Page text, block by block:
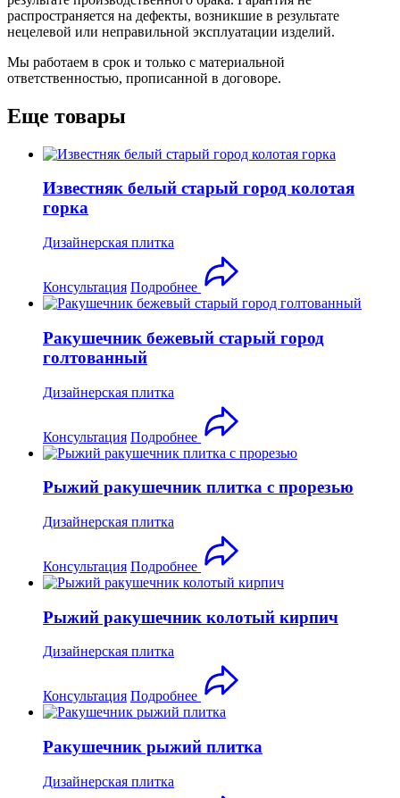
распространяется на дефекты, возникшие в результате
нецелевой или неправильной эксплуатации изделий.
Мы работаем в срок и только с материальной
ответственностью, прописанной в договоре.
Еще товары
Известняк белый старый город колотая
горка
Дизайнерская плитка
Консультация Подробнее
Ракушечник бежевый старый город
голтованный
Дизайнерская плитка
Консультация Подробнее
Рыжий ракушечник плитка с прорезью
Дизайнерская плитка
Консультация Подробнее
Рыжий ракушечник колотый кирпич
Дизайнерская плитка
Консультация Подробнее
Ракушечник рыжий плитка
Дизайнерская плитка